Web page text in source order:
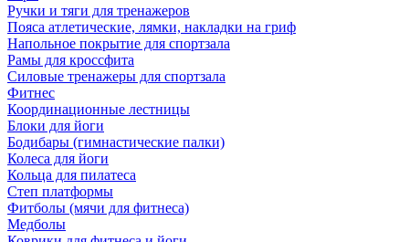
Ручки и тяги для тренажеров
Пояса атлетические, лямки, накладки на гриф
Напольное покрытие для спортзала
Рамы для кроссфита
Силовые тренажеры для спортзала
Фитнес
Координационные лестницы
Блоки для йоги
Бодибары (гимнастические палки)
Колеса для йоги
Кольца для пилатеса
Степ платформы
Фитболы (мячи для фитнеса)
Медболы